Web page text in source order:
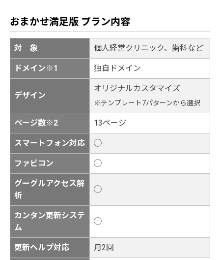
おまかせ満足版 プラン内容
対 象 個人経営クリニック、歯科など
ドメイン※1 独自ドメイン
デザイン
オリジナルカスタマイズ
※テンプレート7パターンから選択
ページ数※2 13ページ
スマートフォン対応 ◯
ファビコン ◯
グーグルアクセス解
析
◯
カンタン更新システ
ム
◯
更新ヘルプ対応 月2回